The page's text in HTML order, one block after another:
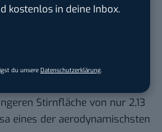
kostenlos in deine Inbox.
du unsere Datenschutzerklärung.
Mit einem Luftwider-
0,29 und einer im Vergleich
Stirnfläche von nur 2,13
eines der aerodynamischsten